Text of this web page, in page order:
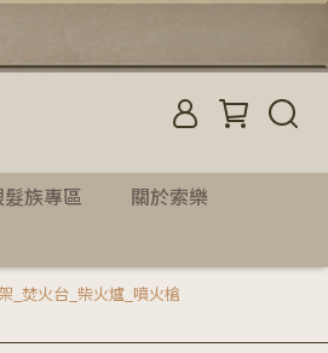
族專區
關於索樂
_焚火台_柴火爐_噴火槍